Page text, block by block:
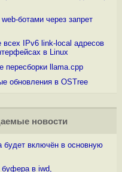
ботами через запрет
всех IPv6 link-local адресов
в Linux
пересборки llama.cpp
обновления в OSTree
новости
будет включён в основную
буфера в iwd,